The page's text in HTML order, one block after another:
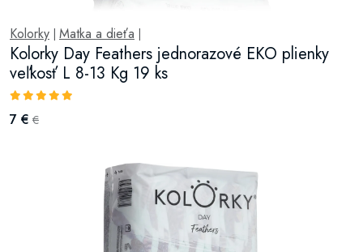
Kolorky Matka a dieťa
Kolorky Day Feathers jednorazové EKO plienky
veľkosť L 8-13 Kg 19 ks
7 € €